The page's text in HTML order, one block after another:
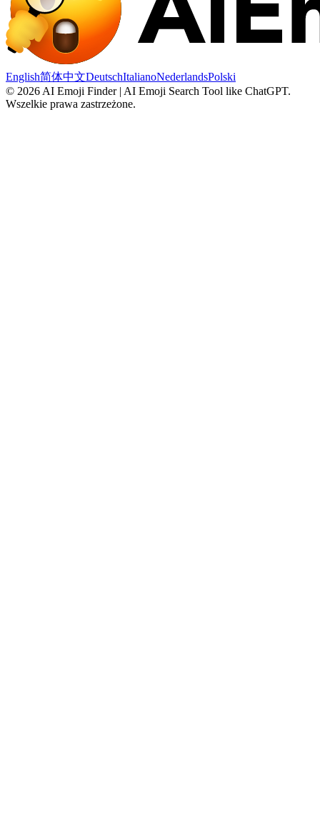
English简体中文DeutschItalianoNederlandsPolski
© 2026 AI Emoji Finder | AI Emoji Search Tool like ChatGPT.
Wszelkie prawa zastrzeżone.